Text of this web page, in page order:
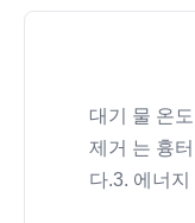
대기 물 온
제거 는 흉
다.3. 에너